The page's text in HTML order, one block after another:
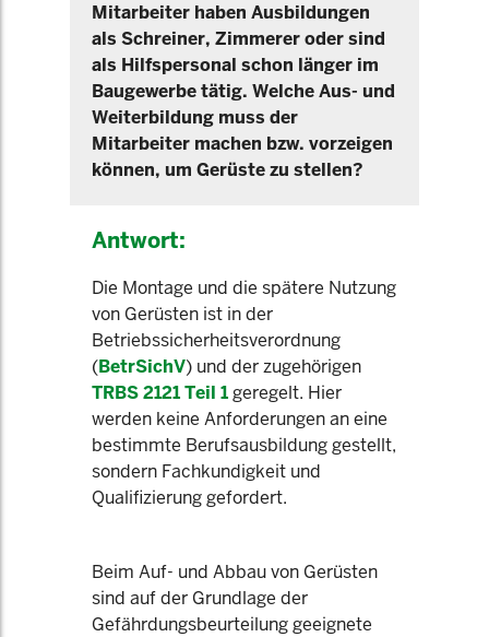
Mitarbeiter haben Ausbildungen
als Schreiner, Zimmerer oder sind
als Hilfspersonal schon länger im
Baugewerbe tätig. Welche Aus- und
Weiterbildung muss der
Mitarbeiter machen bzw. vorzeigen
können, um Gerüste zu stellen?
Antwort:
Die Montage und die spätere Nutzung
von Gerüsten ist in der
Betriebssicherheitsverordnung
(BetrSichV) und der zugehörigen
TRBS 2121 Teil 1geregelt. Hier
werden keine Anforderungen an eine
bestimmte Berufsausbildung gestellt,
sondern Fachkundigkeit und
Qualifizierung gefordert.
Beim Auf- und Abbau von Gerüsten
sind auf der Grundlage der
Gefährdungsbeurteilung geeignete